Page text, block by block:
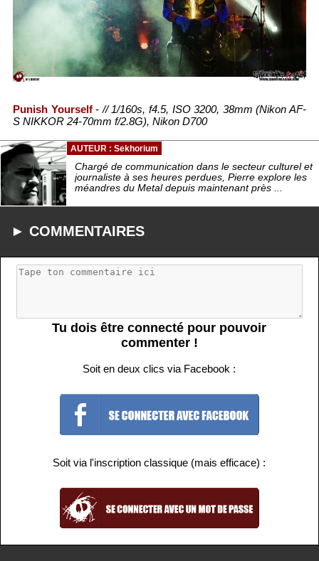
Punish Yourself-// 1/160s, f4.5, ISO 3200, 38mm (Nikon AF-
S NIKKOR 24-70mm f/2.8G), Nikon D700
AUTEUR : Sekhorium
Chargé de communication dans le secteur culturel et
journaliste à ses heures perdues, Pierre explore les
méandres du Metal depuis maintenant près ...
► COMMENTAIRES
Tu dois être connecté pour pouvoir
commenter !
Soit en deux clics via Facebook :
Soit via l'inscription classique (mais efficace) :